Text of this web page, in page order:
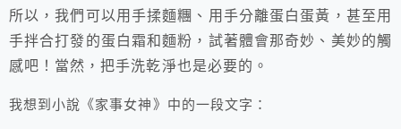
所以，我們可以用手揉麵糰、用手分離蛋白蛋黃，甚至用
手拌合打發的蛋白霜和麵粉，試著體會那奇妙、美妙的觸
感吧！當然，把手洗乾淨也是必要的。
我想到小說《家事女神》中的一段文字：